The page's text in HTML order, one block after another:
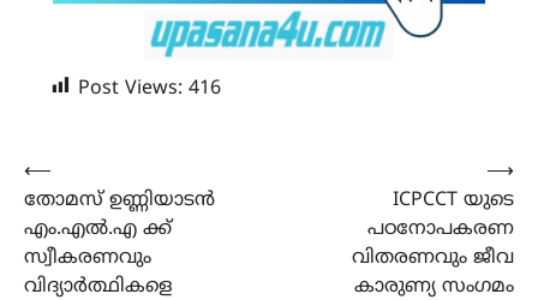
Post Views: 416
Post
navigation
⟵
തോമസ് ഉണ്ണിയാടൻ
എം.എൽ.എ ക്ക്
സ്വീകരണവും
വിദ്യാർത്ഥികളെ
ICPCCT യുടെ
പഠനോപകരണ
വിതരണവും ജീവ
കാരുണ്യ സംഗമം
⟶